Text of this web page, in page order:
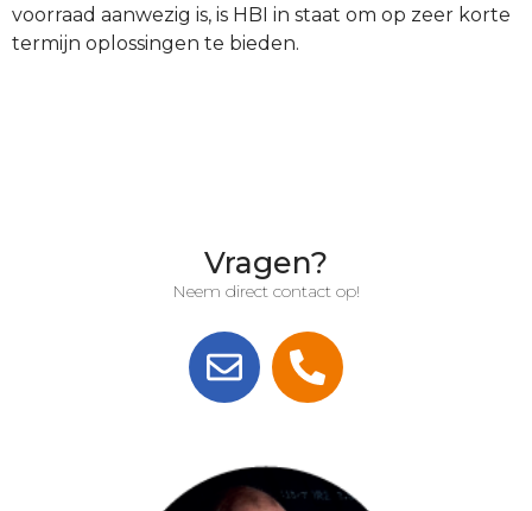
voorraad aanwezig is, is HBI in staat om op zeer korte
termijn oplossingen te bieden.
Vragen?
Neem direct contact op!